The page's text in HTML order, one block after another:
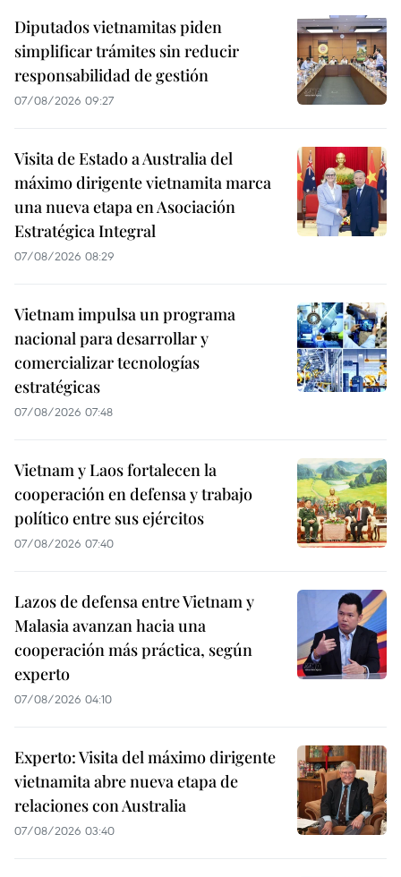
Diputados vietnamitas piden
simplificar trámites sin reducir
responsabilidad de gestión
07/08/2026 09:27
Visita de Estado a Australia del
máximo dirigente vietnamita marca
una nueva etapa en Asociación
Estratégica Integral
07/08/2026 08:29
Vietnam impulsa un programa
nacional para desarrollar y
comercializar tecnologías
estratégicas
07/08/2026 07:48
Vietnam y Laos fortalecen la
cooperación en defensa y trabajo
político entre sus ejércitos
07/08/2026 07:40
Lazos de defensa entre Vietnam y
Malasia avanzan hacia una
cooperación más práctica, según
experto
07/08/2026 04:10
Experto: Visita del máximo dirigente
vietnamita abre nueva etapa de
relaciones con Australia
07/08/2026 03:40